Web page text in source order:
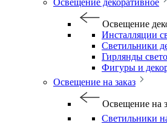
Освещение декоративное
Освещение
Инсталляции
Светильники
Гирлянды
Фигуры и
Освещение на заказ
Освещение на
Светильники